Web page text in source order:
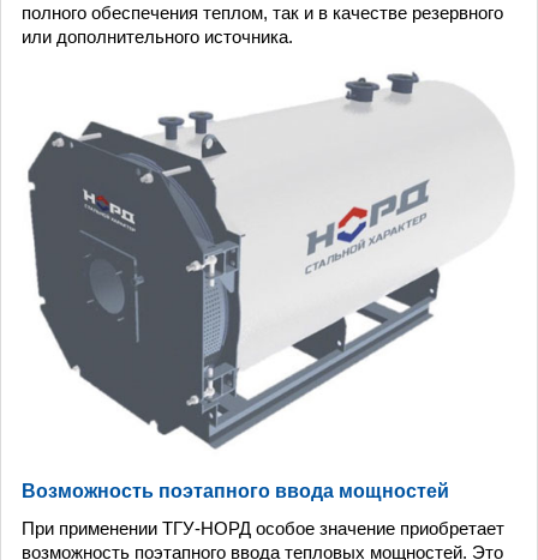
полного обеспечения теплом, так и в качестве резервного
или дополнительного источника.
Возможность поэтапного ввода мощностей
При применении ТГУ-НОРД особое значение приобретает
возможность поэтапного ввода тепловых мощностей. Это